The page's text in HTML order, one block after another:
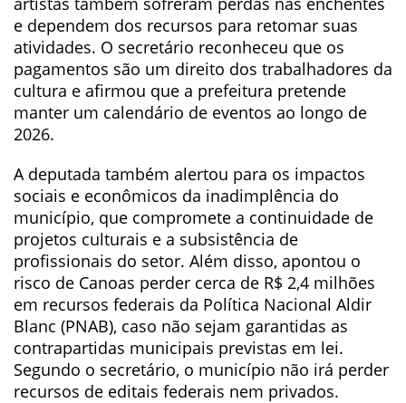
e dependem dos recursos para retomar suas
atividades. O secretário reconheceu que os
pagamentos são um direito dos trabalhadores da
cultura e afirmou que a prefeitura pretende
manter um calendário de eventos ao longo de
2026.
A deputada também alertou para os impactos
sociais e econômicos da inadimplência do
município, que compromete a continuidade de
projetos culturais e a subsistência de
profissionais do setor. Além disso, apontou o
risco de Canoas perder cerca de R$ 2,4 milhões
em recursos federais da Política Nacional Aldir
Blanc (PNAB), caso não sejam garantidas as
contrapartidas municipais previstas em lei.
Segundo o secretário, o município não irá perder
recursos de editais federais nem privados.